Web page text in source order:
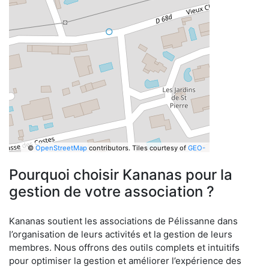
© OpenStreetMapcontributors. Tiles courtesy of GEO-
Pourquoi choisir Kananas pour la
gestion de votre association ?
Kananas soutient les associations de Pélissanne dans
l’organisation de leurs activités et la gestion de leurs
membres. Nous offrons des outils complets et intuitifs
pour optimiser la gestion et améliorer l’expérience des